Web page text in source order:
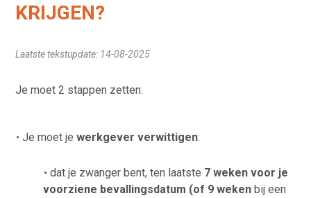
KRIJGEN?
Laatste tekstupdate: 14-08-2025
Je moet 2 stappen zetten:
Je moet jewerkgever verwittigen:
dat je zwanger bent, ten laatste 7 weken voor je
voorziene bevallingsdatum (of 9 weken bij een